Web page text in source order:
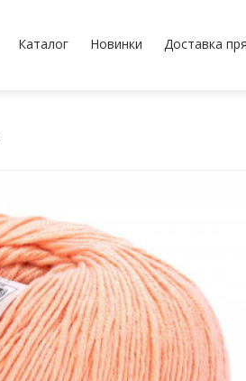
Каталог Новинки Доставка